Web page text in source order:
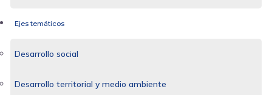
Ejes temáticos
Desarrollo social
Desarrollo territorial y medio ambiente